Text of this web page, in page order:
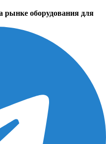
рынке оборудования для